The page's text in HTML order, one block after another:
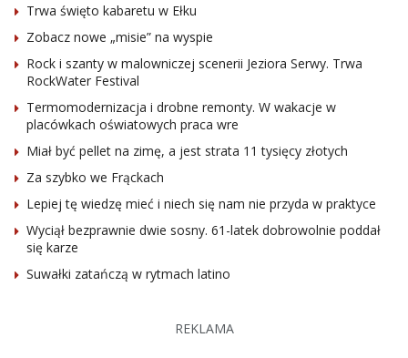
Trwa święto kabaretu w Ełku
Zobacz nowe „misie” na wyspie
Rock i szanty w malowniczej scenerii Jeziora Serwy. Trwa
RockWater Festival
Termomodernizacja i drobne remonty. W wakacje w
placówkach oświatowych praca wre
Miał być pellet na zimę, a jest strata 11 tysięcy złotych
Za szybko we Frąckach
Lepiej tę wiedzę mieć i niech się nam nie przyda w praktyce
Wyciął bezprawnie dwie sosny. 61-latek dobrowolnie poddał
się karze
Suwałki zatańczą w rytmach latino
REKLAMA